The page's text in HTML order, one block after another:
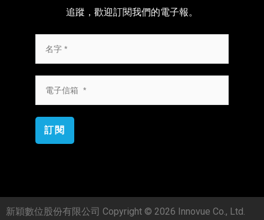
追蹤，歡迎訂閱我們的電子報。
訂閱
新穎數位股份有限公司 Copyright © 2026 Innovue Co., Ltd.